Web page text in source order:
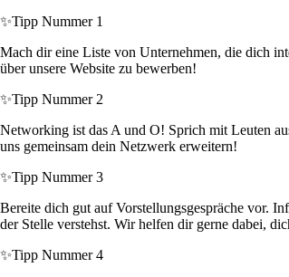
✨Tipp Nummer 1
Mach dir eine Liste von Unternehmen, die dich
über unsere Website zu bewerben!
✨Tipp Nummer 2
Networking ist das A und O! Sprich mit Leuten
uns gemeinsam dein Netzwerk erweitern!
✨Tipp Nummer 3
Bereite dich gut auf Vorstellungsgespräche vor.
der Stelle verstehst. Wir helfen dir gerne dabei,
✨Tipp Nummer 4